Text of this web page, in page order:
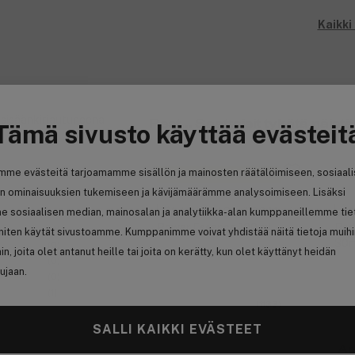
sivusto käyttää
evästeitä tarjoamamme sisällön ja mainosten räätälöimiseen,
ominaisuuksien tukemiseen ja kävijämäärämme analysoimiseen. Lisäksi
sosiaalisen median, mainosalan ja analytiikka-alan kumppaneillemme
käytät sivustoamme. Kumppanimme voivat yhdistää näitä tietoja
joita olet antanut heille tai joita on kerätty, kun olet käyttänyt heidän
SALLI KAIKKI EVÄSTEET
Psst... Saattaisit tykätä näistä
Ansaitse 1,70 € bonusta
(1133)
(4)